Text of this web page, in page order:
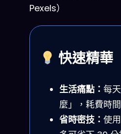
Pexels）
快速精華
生活痛點： 每
麼」，耗費時
省時密技： 使